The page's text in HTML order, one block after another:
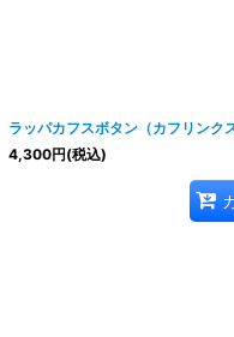
ラッパカフスボタン（カフリンクス
4,300円(税込)